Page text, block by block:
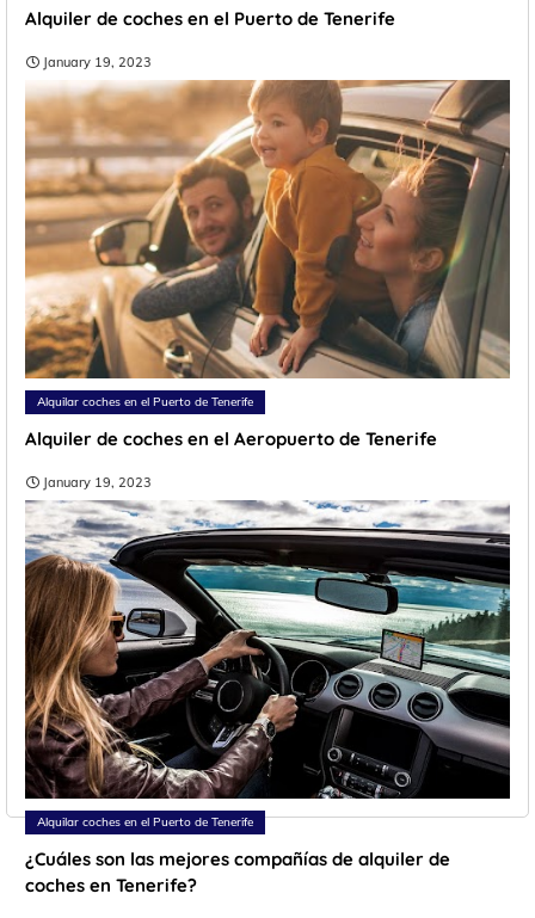
Alquiler de coches en el Puerto de Tenerife
January 19, 2023
Alquilar coches en el Puerto de Tenerife
Alquiler de coches en el Aeropuerto de Tenerife
January 19, 2023
Alquilar coches en el Puerto de Tenerife
¿Cuáles son las mejores compañías de alquiler de
coches en Tenerife?